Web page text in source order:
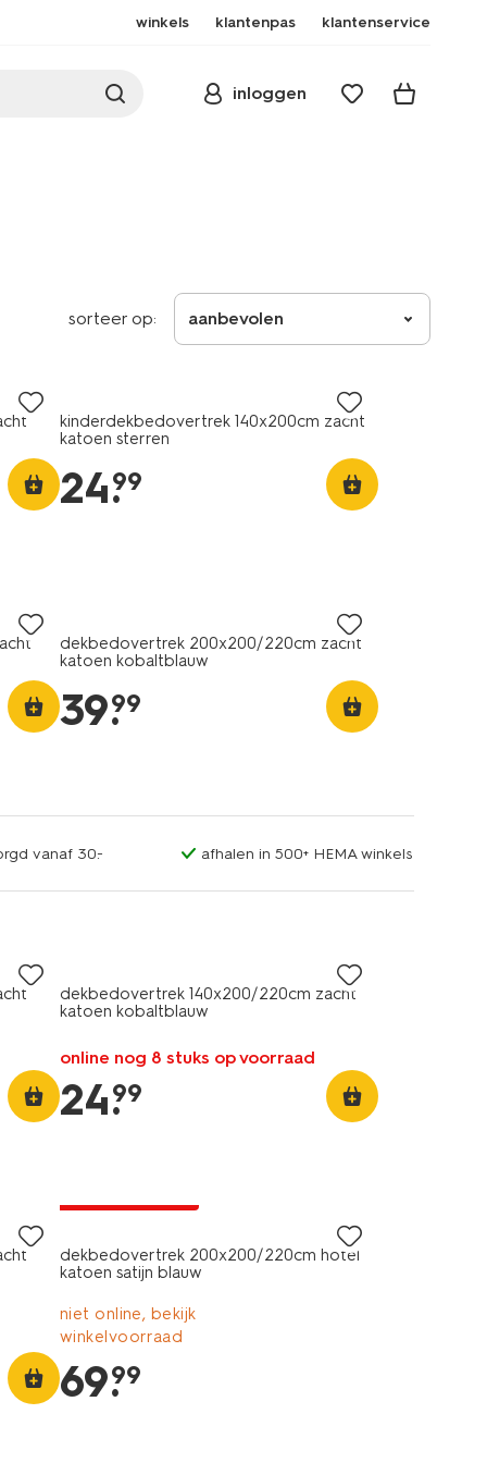
winkels klantenpas klantenservice
inloggen
sorteer op: aanbevolen
kinderdekbedovertrek 140x200cm zacht
katoen sterren
24.
99
dekbedovertrek 200x200/220cm zacht
katoen kobaltblauw
39.
99
vanaf 30.- afhalen in 500+ HEMA winkels
dekbedovertrek 140x200/220cm zacht
katoen kobaltblauw
online nog 8 stuks op voorraad
24.
99
dekbedovertrek 200x200/220cm hotel
katoen satijn blauw
niet online, bekijk
winkelvoorraad
69.
99